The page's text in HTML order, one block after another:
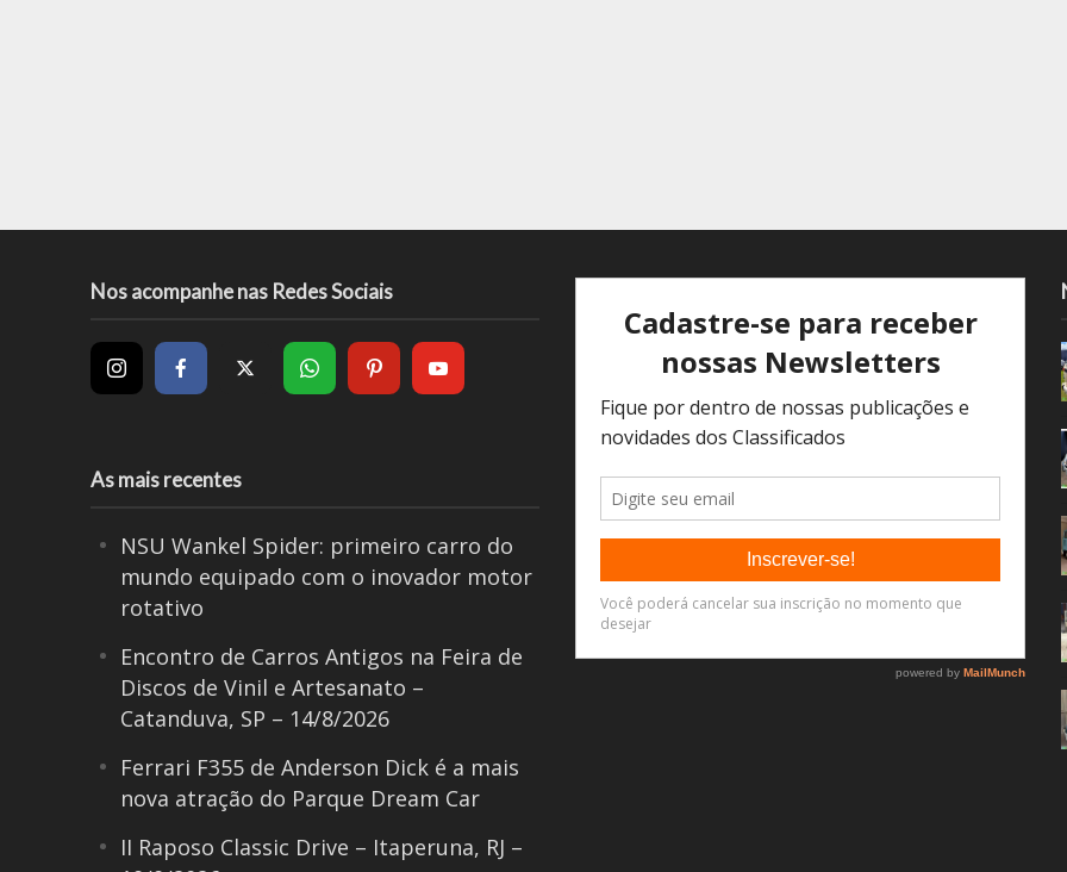
Nos acompanhe nas Redes Sociais
As mais recentes
NSU Wankel Spider: primeiro carro do
mundo equipado com o inovador motor
rotativo
Encontro de Carros Antigos na Feira de
Discos de Vinil e Artesanato –
Catanduva, SP – 14/8/2026
Ferrari F355 de Anderson Dick é a mais
nova atração do Parque Dream Car
II Raposo Classic Drive – Itaperuna, RJ –